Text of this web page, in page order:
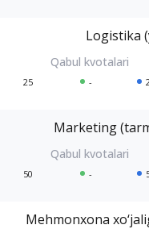
Logistika
25 -
Marketing
50 -
Mehmonxona